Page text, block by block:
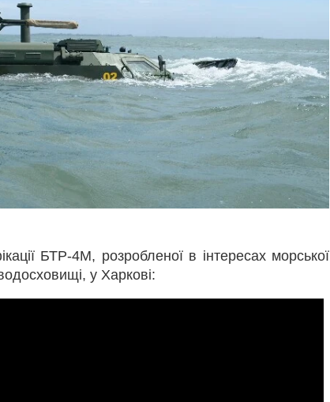
БТР-4М, розробленої в інтересах морської
у Харкові: